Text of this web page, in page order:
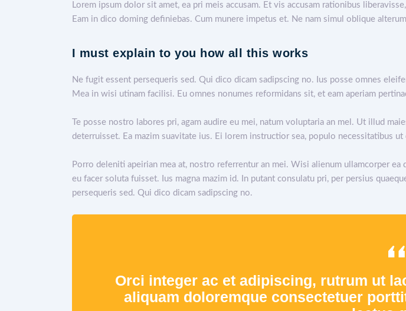
Lorem ipsum dolor sit amet, ea pri meis accusam. Et vis accusam rationibus
Eam in dico doming definiebas. Cum munere impetus et. Ne nam simul oblique
I must explain to you how all this works
Ne fugit essent persequeris sed. Qui dico dicam sadipscing no. Ius posse omnes
Mea in wisi utinam facilisi. Eu omnes nonumes reformidans sit, et eam aperiam
Te posse nostro labores pri, agam audire eu mei, natum voluptaria an mel. Ut illud
deterruisset. Ea mazim suavitate ius. Ei lorem instructior sea, populo necessitatibus
Porro deleniti apeirian mea at, nostro referrentur an mei. Wisi alienum ullamcorper ea
eu facer soluta fuisset. Ius magna mazim id. In putant consulatu pri, per persius
persequeris sed. Qui dico dicam sadipscing no.
Orci integer ac et adipiscing, rutrum ut
aliquam doloremque consectetuer